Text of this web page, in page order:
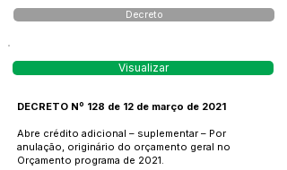
Decreto
Visualizar
DECRETO Nº 128 de 12 de março de 2021
Abre crédito adicional – suplementar – Por
anulação, originário do orçamento geral no
Orçamento programa de 2021.